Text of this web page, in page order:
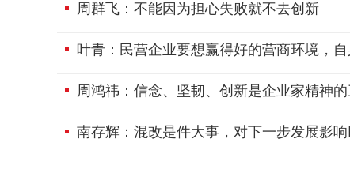
周群飞：不能因为担心失败就不去创新
叶青：民营企业要想赢得好的营商环境，
周鸿祎：信念、坚韧、创新是企业家精神的
南存辉：混改是件大事，对下一步发展影响